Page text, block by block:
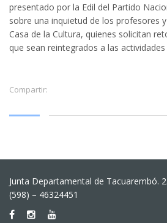
presentado por la Edil del Partido
sobre una inquietud de los profesores
Casa de la Cultura, quienes solicitan
que sean reintegrados a las
Compartir:
Junta Departamental de Tacuarembó.
(598) – 46324451